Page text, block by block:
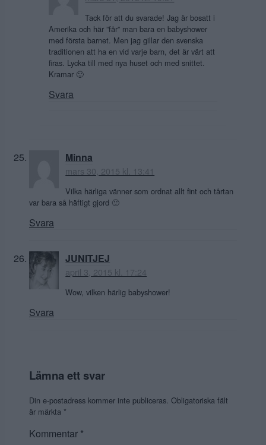
Tack för att du svarade! Jag är bosatt i
Amerika och här ”får” man bara en babyshower
med första barnet. Men jag gillar den svenska
traditionen att ha en vid varje barn, det är värt att
firas. Lycka till med nya huset och med snittet.
Kramar 🙂
Svara
Minna
mars 30, 2015 kl. 13:41
Vilka härliga vänner som ordnat allt fint och tårtan
var bara så häftigt gjord 🙂
Svara
JUNITJEJ
april 3, 2015 kl. 17:24
Wow, vilken härlig babyshower!
Svara
Lämna ett svar
Din e-postadress kommer inte publiceras. Obligatoriska fält
är märkta *
Kommentar *